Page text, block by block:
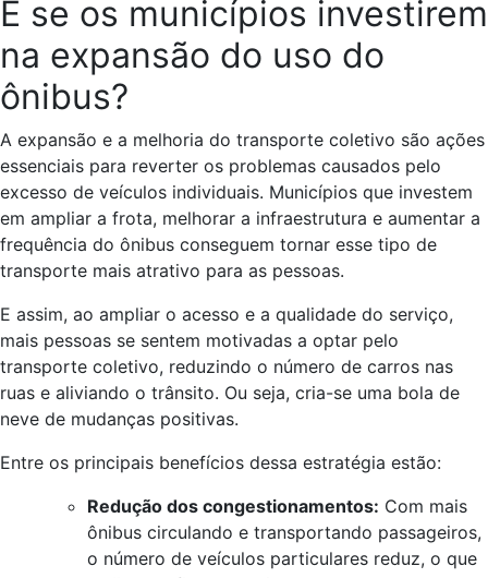
E se os municípios investirem
na expansão do uso do
ônibus?
A expansão e a melhoria do transporte coletivo são ações
essenciais para reverter os problemas causados pelo
excesso de veículos individuais. Municípios que investem
em ampliar a frota, melhorar a infraestrutura e aumentar a
frequência do ônibus conseguem tornar esse tipo de
transporte mais atrativo para as pessoas.
E assim, ao ampliar o acesso e a qualidade do serviço,
mais pessoas se sentem motivadas a optar pelo
transporte coletivo, reduzindo o número de carros nas
ruas e aliviando o trânsito. Ou seja, cria-se uma bola de
neve de mudanças positivas.
Entre os principais benefícios dessa estratégia estão:
Redução dos congestionamentos: Com mais
ônibus circulando e transportando passageiros,
o número de veículos particulares reduz, o que